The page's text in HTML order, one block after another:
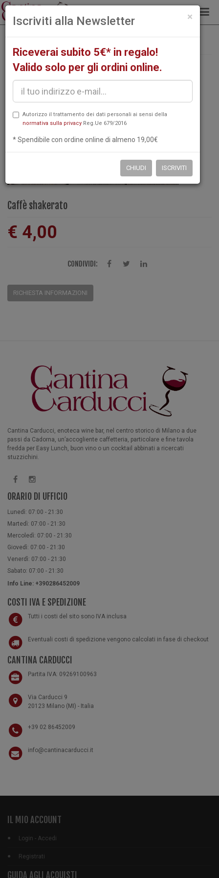
Caffè shakerato
€ 4,00
CONDIVIDI:
RICHIESTA INFORMAZIONI
Cantina Carducci, enoteca wine bar, nel centro storico di Milano a due
passi da Cadorna, un’accogliente caffetteria, particolare e fine tavola
fredda per Easy Lunch, buon vino o un cocktail abbinati a ricercati
stuzzichini.
ORARIO DI UFFICIO
Lunedì: 07:00 - 21:30
Martedì: 07:00 - 21:30
Mercoledì: 07:00 - 21:30
Giovedì: 07:00 - 21:30
Venerdì: 07:00 - 21:30
Sabato: 07:00 - 21:30
Info Line: +390286452009
COSTI IVA E SPEDIZIONE
Tutti i costi del sito sono IVA inclusa
Eventuali costi di spedizione vengono calcolati in fase di checkout
CANTINA CARDUCCI
Partita IVA: 09269100963
Via Carducci 9
20123 Milano (MI) - Italia
+39 02 86452009
info@cantinacarducci.it
IL MIO ACCOUNT
Login - Accedi
Registrati
GUIDA AGLI ACQUISTI
×
Iscriviti alla Newsletter
Riceverai subito 5€* in regalo!
Valido solo per gli ordini online.
Autorizzo il trattamento dei dati personali ai sensi della
normativa sulla privacy Reg.Ue 679/2016
* Spendibile con ordine online di almeno 19,00€
CHIUDI ISCRIVITI